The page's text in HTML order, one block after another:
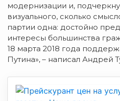
модернизации и,
визуального, сколько
партии одна: достойно
интересы большинства
18 марта 2018 года
Путина», – написал Андрей